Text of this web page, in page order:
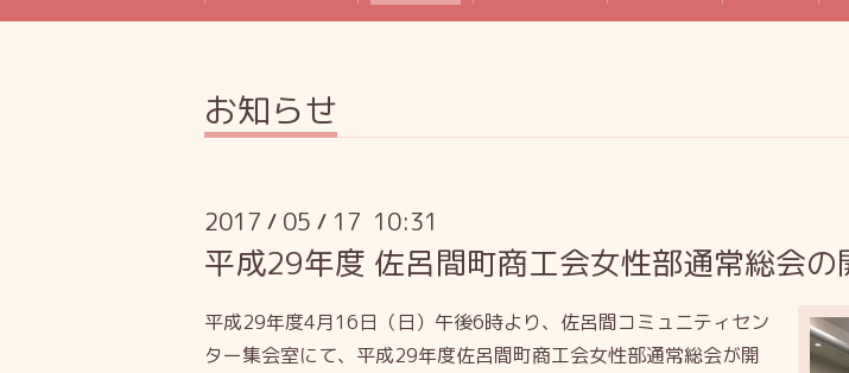
お知らせ
2017 / 05 / 17 10:31
平成29年度 佐呂間町商工会女性部通常総会の
平成29年度4月16日（日）午後6時より、佐呂間コミュニティセン
ター集会室にて、平成29年度佐呂間町商工会女性部通常総会が開